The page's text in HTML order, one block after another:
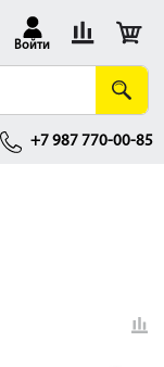
Войти
+7 987 770-00-85